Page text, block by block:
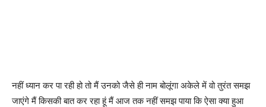
नहीं ध्यान कर पा रही हो तो मैं उनको जैसे ही नाम बोलूंगा अकेले में वो तुरंत समझ
जाएंगे मैं किसकी बात कर रहा हूं मैं आज तक नहीं समझ पाया कि ऐसा क्या हुआ